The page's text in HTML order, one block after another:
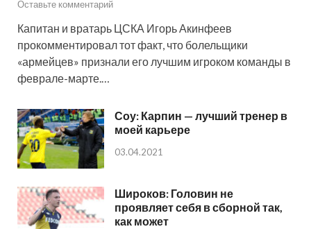
Оставьте комментарий
Капитан и вратарь ЦСКА Игорь Акинфеев
прокомментировал тот факт, что болельщики
«армейцев» признали его лучшим игроком команды в
феврале-марте.…
Соу: Карпин — лучший тренер в
моей карьере
03.04.2021
Широков: Головин не
проявляет себя в сборной так,
как может